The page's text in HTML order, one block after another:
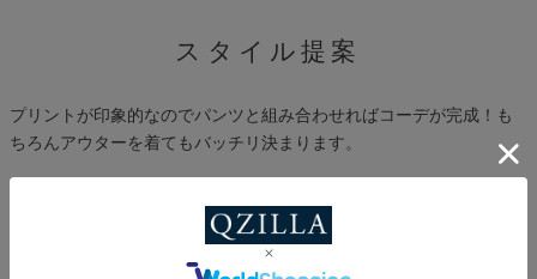
スタイル提案
プリントが印象的なのでパンツと組み合わせればコーデが完成！も
ちろんアウターを着てもバッチリ決まります。
※プライベートブラウズ(シークレットモード)ではスタイル画像が表
示されない場合がございます。